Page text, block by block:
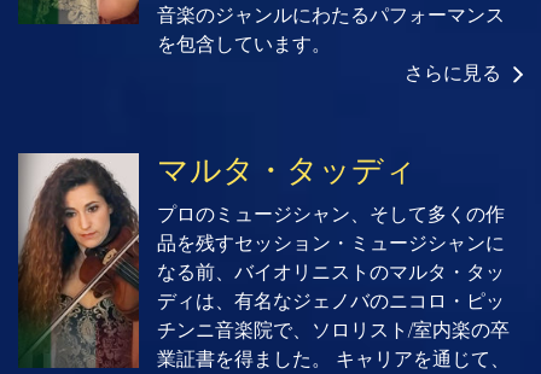
音楽のジャンルにわたるパフォーマンス
を包含しています。
さらに見る
マルタ・タッディ
プロのミュージシャン、そして多くの作
品を残すセッション・ミュージシャンに
なる前、バイオリニストのマルタ・タッ
ディは、有名なジェノバのニコロ・ピッ
チンニ音楽院で、ソロリスト/室内楽の卒
業証書を得ました。 キャリアを通じて、